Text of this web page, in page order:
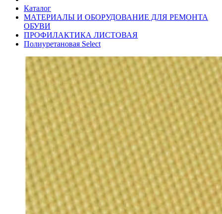
Каталог
МАТЕРИАЛЫ И ОБОРУДОВАНИЕ ДЛЯ РЕМОНТА
ОБУВИ
ПРОФИЛАКТИКА ЛИСТОВАЯ
Полиуретановая Select